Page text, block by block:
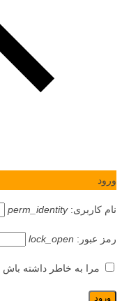
ورود
نام کاربری:perm_identity
رمز عبور: lock_open
مرا به خاطر داشته باش